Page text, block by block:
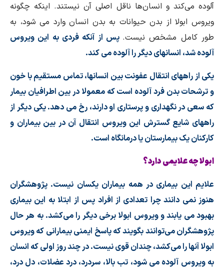
آلوده می‌کند و انسان‌ها ناقل اصلی آن نیستند. اینکه چگونه
ویروس ابولا از بدن حیوانات به بدن انسان وارد می شود، به
طور کامل مشخص نیست. پس از آنکه فردی به این ویروس
آلوده شد، انسانهای دیگر را آلوده می کند.
یکی از راههای انتقال عفونت بین انسانها، تماس مستقیم با خون
و ترشحات بدن فرد آلوده است که معمولا در بین اطرافیان بیمار
که سعی در نگهداری و پرستاری او دارند، رخ می دهد. یکی دیگر از
راههای شایع گسترش این ویروس انتقال آن در بین بیماران و
کارکنان یک بیمارستان یا درمانگاه است.
ابولا چه علایمی دارد؟
علایم این بیماری در همه بیماران یکسان نیست. پژوهشگران
هنوز نمی دانند چرا تعدادی از افراد پس از ابتلا به این بیماری
بهبود می یابند و ویروس ابولا برخی دیگر را می‌کشد. به هر حال
پژوهشگران می‌توانند بگویند که پاسخ ایمنی بیمارانی که ویروس
ابولا آنها را می‌کشد، چندان قوی نیست. در چند روز اولی که انسان
به ویروس آلوده می شود، تب بالا، سردرد، درد عضلات، دل درد،